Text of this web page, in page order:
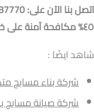
اتصل بنا الآن على: 0560387770 أو
٤٥% مكافحة آمنة على خدماتنا المتخصصة!
شاهد ايضًا :
شركة بناء مسابح
شركة صيانة مسابح